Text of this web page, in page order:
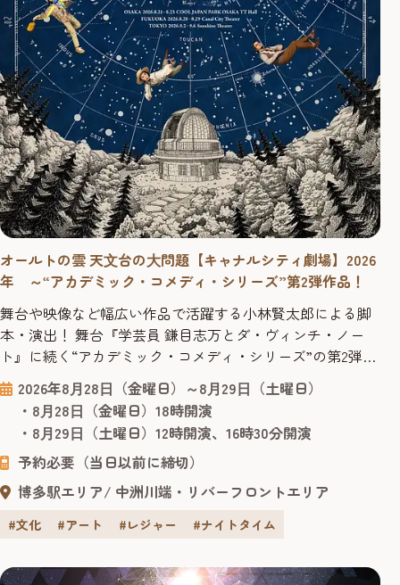
オールトの雲 天⽂台の⼤問題【キャナルシティ劇場】2026
年 ～“アカデミック・コメディ・シリーズ”第2弾作品！
舞台や映像など幅広い作品で活躍する小林賢太郎による脚
本・演出！ 舞台『学芸員 鎌目志万とダ・ヴィンチ・ノー
ト』に続く“アカデミック・コメディ・シリーズ”の第2弾作
品！ 2025年1月に上演されご好評をいただいた舞台『学芸
員 鎌目志万とダ・ヴィンチ・ノート』に続く“アカデミッ
ク・コメディ・シリーズ”の第2弾作品。脚本・演出は前作
同様、舞台や映像など幅広い作品で活躍する小林賢太郎が
務めます。 出...
2026年8⽉28⽇（金曜日）～8⽉29⽇（土曜日）
・8⽉28⽇（金曜日）18時開演
・8⽉29⽇（土曜日）12時開演、16時30分開演
予約必要（当日以前に締切）
博多駅エリア
中洲川端・リバーフロントエリア
#文化 #アート #レジャー #ナイトタイム